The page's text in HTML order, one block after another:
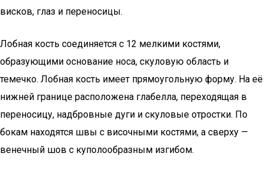
висков, глаз и переносицы.
Лобная кость соединяется с 12 мелкими костями,
образующими основание носа, скуловую область и
темечко. Лобная кость имеет прямоугольную форму. На её
нижней границе расположена глабелла, переходящая в
переносицу, надбровные дуги и скуловые отростки. По
бокам находятся швы с височными костями, а сверху —
венечный шов с куполообразным изгибом.